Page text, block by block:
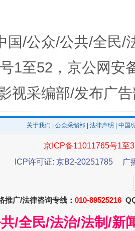
益有保障
国/公众/公共/全民/
1至52，京公网安
视采编部/发布广
关于我们 公众采编部 法律声明 | 中国
京ICP备11011765号1至
ICP许可证: 京B2-20251785
广
推广/法律咨询专线： 010-89525216
/全民/法治/法制/新